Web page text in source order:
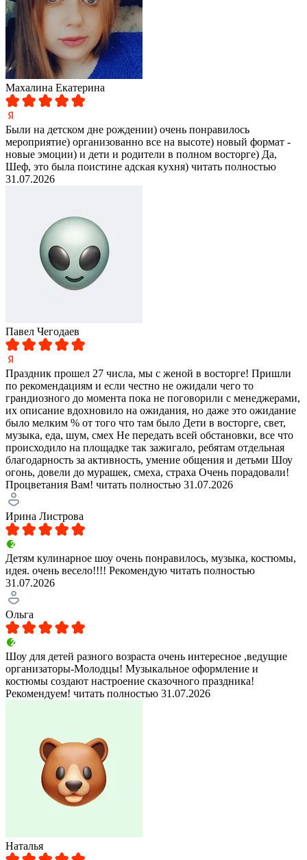
Махалина Екатерина
Были на детском дне рождении) очень понравилось
мероприятие) организованно все на высоте) новый формат -
новые эмоции) и дети и родители в полном восторге) Да,
Шеф, это была поистине адская кухня) читать полностью
31.07.2026
Павел Чегодаев
Праздник прошел 27 числа, мы с женой в восторге! Пришли
по рекомендациям и если честно не ожидали чего то
грандиозного до момента пока не поговорили с менеджерами,
их описание вдохновило на ожидания, но даже это ожидание
было мелким % от того что там было Дети в восторге, свет,
музыка, еда, шум, смех Не передать всей обстановки, все что
происходило на площадке так зажигало, ребятам отдельная
благодарность за активность, умение общения и детьми Шоу
огонь, довели до мурашек, смеха, страха Очень порадовали!
Процветания Вам! читать полностью 31.07.2026
Ирина Листрова
Детям кулинарное шоу очень понравилось, музыка, костюмы,
идея. очень весело!!!! Рекомендую читать полностью
31.07.2026
Ольга
Шоу для детей разного возраста очень интересное ,ведущие
организаторы-Молодцы! Музыкальное оформление и
костюмы создают настроение сказочного праздника!
Рекомендуем! читать полностью 31.07.2026
Наталья